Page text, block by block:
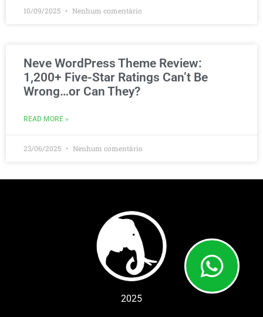
10/09/2025 Nenhum comentário
Neve WordPress Theme Review:
1,200+ Five-Star Ratings Can’t Be
Wrong…or Can They?
READ MORE »
23/06/2025 Nenhum comentário
2025